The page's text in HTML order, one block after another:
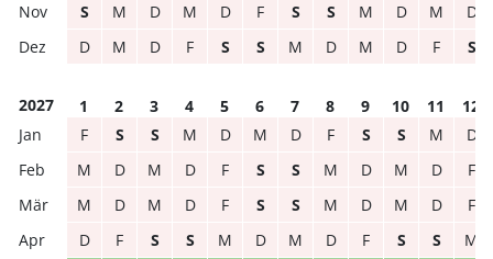
S
M D M D F S S M D M
D
D
M D F S S M D M D F S
2027 1 2 3 4 5 6 7 8 9 10 11
12
F
S S M D M D F S S M
D
M
D M D F S S M D M D
F
M
D M D F S S M D M D
F
D
F S S M D M D F S S
M